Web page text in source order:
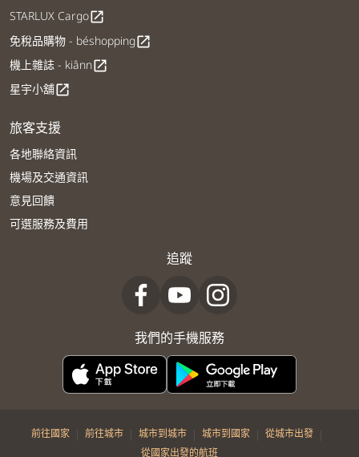
STARLUX Cargoopen_in_new
免稅品購物 - béshoppingopen_in_new
機上雜誌 - kiânnopen_in_new
星宇小舖open_in_new
旅客支援
各地聯絡資訊
機場及交通資訊
意見回饋
可選服務及費用
追蹤
我們的手機服務
前往國家 | 前往城市 | 城市到城市 | 城市到國家 | 從城市出發 |
從國家出發的航班